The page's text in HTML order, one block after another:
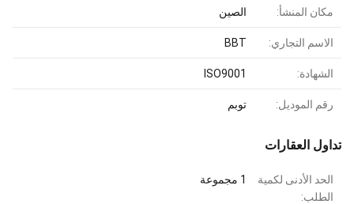
مكان المنشأ: الصين
الاسم التجاري: BBT
الشهادة: ISO9001
رقم الموديل: توبم
تداول العقارات
الحد الأدنى لكمية
الطلب:
1 مجموعة